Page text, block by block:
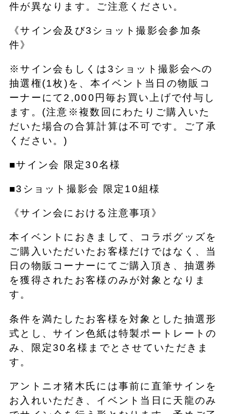
件が異なります。ご注意ください。
《サイン会及び3ショット撮影会参加条
件》
※サイン会もしくは3ショット撮影会への
抽選権(1枚)を、本イベント当日の物販コ
ーナーにて2,000円毎お買い上げで付与し
ます。(注意※複数回にわたりご購入いた
だいた場合の合算計算は不可です。ご了承
ください。)
■サイン会 限定30名様
■3ショット撮影会 限定10組様
《サイン会における注意事項》
本イベントにおきまして、コラボグッズを
ご購入いただいたお客様だけではなく、当
日の物販コーナーにてご購入頂き、抽選券
を獲得されたお客様のみが対象となりま
す。
条件を満たしたお客様を対象とした抽選形
式とし、サイン色紙は特製ポートレートの
み、限定30名様までとさせていただきま
す。
アントニオ猪木氏には事前に直筆サインを
お入れいただき、イベント当日に天龍のみ